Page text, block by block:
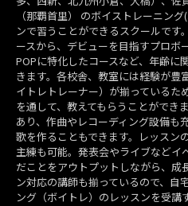
（那覇首里） のボイストレーニン
ンで習うことができるスクールです
ースから、デビューを目指すプロボ
POPに特化したコースなど、年齢に
きます。各校舎、教室には経験が豊
イトレトレーナー）が揃っているた
を通して、教えてもらうことができ
あり、作曲やレコーディング設備も
歌を作ることもできます。レッスン
主練も可能。発表会やライブなどイ
だことをアウトプットしながら、成
ン対応の講師も揃っているので、自
ング（ボイトレ）のレッスンを受講